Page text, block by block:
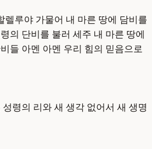
렐루야 가물어 내 마른 땅에 담비를
의 단비를 불러 세주 내 마른 땅에
들 아멘 아멘 우리 힘의 믿음으로
령의 리와 새 생각 없어서 새 생명